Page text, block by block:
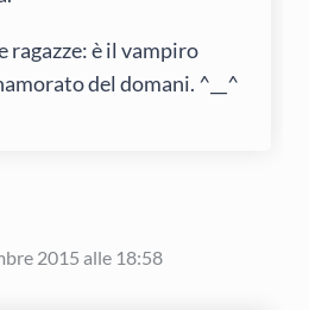
ragazze: è il vampiro
del domani. ^__^
2015 alle 18:58